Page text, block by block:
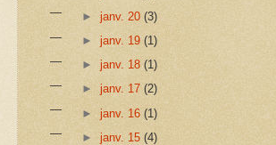
► janv. 20 (3)
► janv. 19 (1)
► janv. 18 (1)
► janv. 17 (2)
► janv. 16 (1)
► janv. 15 (4)